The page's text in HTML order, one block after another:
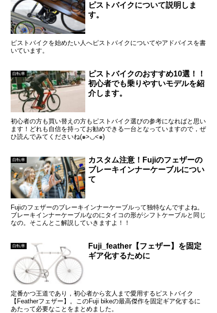
ピストバイクについて説明しま
す。
ピストバイクを始めたい人へピストバイクについてやアドバイスを書
いています。
自転車
ピストバイクのおすすめ10選！！
初心者でも乗りやすいモデルを紹
介します。
初心者の方も買い替えの方もピストバイク選びの参考になればと思い
ます！どれも自信を持ってお勧めできる一台となっていますので，ぜ
ひ読んでみてくださいね(๑>◡<๑)
自転車
カスタム注意！Fujiのフェザーの
ブレーキインナーケーブルについ
て
Fujiのフェザーのブレーキインナーケーブルって独特なんですよね。
ブレーキインナーケーブルなのにタイコの形がシフトケーブルと同じ
なの。そこんとこ解説していきますよ！！
自転車
Fuji_feather【フェザー】を固定
ギア化するために
定番かつ王道であり，初心者から玄人まで愛用するピストバイク
【Featherフェザー】。このFuji bikeの最高傑作を固定ギア化するに
あたって必要なことをまとめました。